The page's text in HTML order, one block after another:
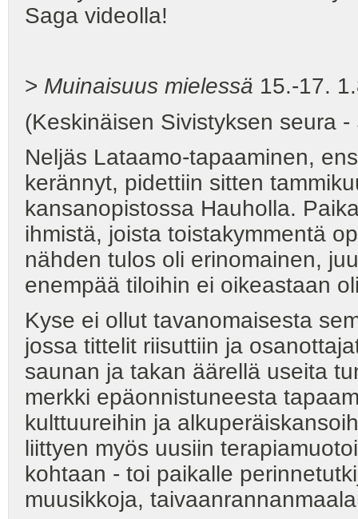
Saga videolla!
> Muinaisuus mielessä 15.-17.
(Keskinäisen Sivistyksen seura
Neljäs Lataamo-tapaaminen,
kerännyt, pidettiin sitten
kansanopistossa Hauholla.
ihmistä, joista toistakymmentä
nähden tulos oli erinomainen,
enempää tiloihin ei oikeastaan
Kyse ei ollut tavanomaisesta
jossa tittelit riisuttiin ja
saunan ja takan äärellä useita
merkki epäonnistuneesta
kulttuureihin ja
liittyen myös uusiin
kohtaan - toi paikalle
muusikkoja,